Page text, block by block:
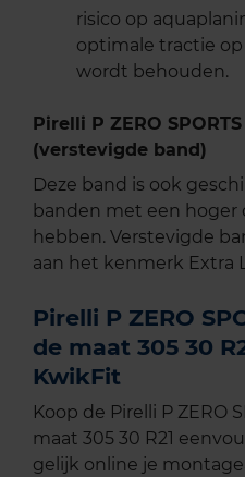
risico op
optimale tractie
wordt behouden.
Pirelli P ZERO
(verstevigde band)
Deze band is ook
banden met een hoger
hebben. Verstevigde
aan het kenmerk Extra
Pirelli P ZERO
de maat 305 30
KwikFit
Koop de Pirelli P ZERO
maat 305 30 R21
gelijk online je